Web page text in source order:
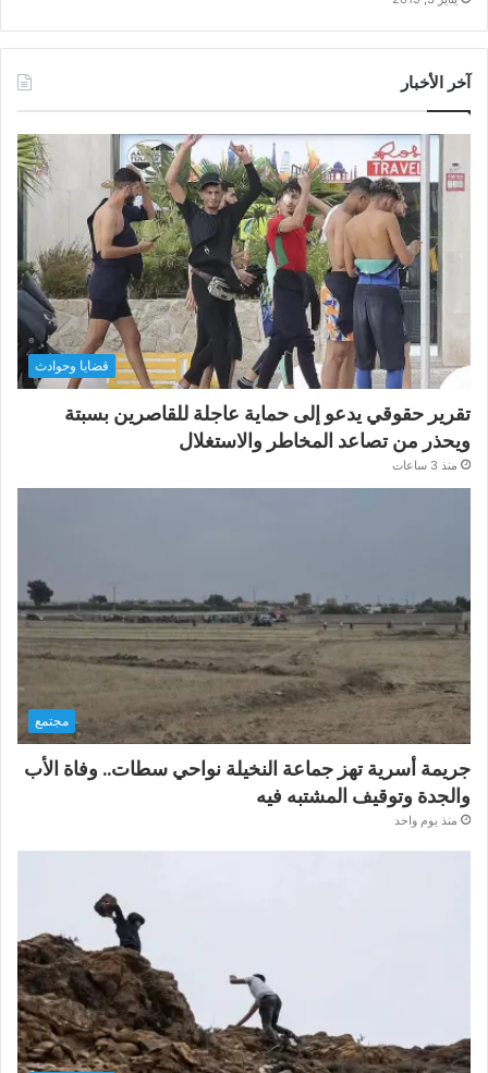
آخر الأخبار
قضايا وحوادث
تقرير حقوقي يدعو إلى حماية عاجلة للقاصرين بسبتة
ويحذر من تصاعد المخاطر والاستغلال
منذ 3 ساعات
مجتمع
جريمة أسرية تهز جماعة النخيلة نواحي سطات.. وفاة الأب
والجدة وتوقيف المشتبه فيه
منذ يوم واحد